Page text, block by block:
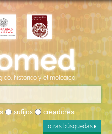
histórico y etimológico
sufijos creadores
otras búsquedas